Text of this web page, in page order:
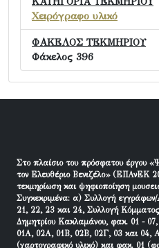
Χειρόγραφο υλικό
ΦΑΚΕΛΟΣ ΤΕΚΜΗΡΙΟΥ
Φάκελος 396
Στο πλαίσιο του πρόσφατου έργου
τον Ελευθέριο Βενιζέλο» (ΕΠΑνΕΚ
τεκμηρίωση και ψηφιοποίηση
Συγκεκριμένα: α) Συλλογή
21, 22, 23 και 24, Συλλογή
Δημητρίου Κακλαμάνου, φακ. 01 -
01Α, 02Α, 01Β, 02Β, 02Γ, 03 και 04,
(χαρτογραφικό υλικό) και φακ. 01